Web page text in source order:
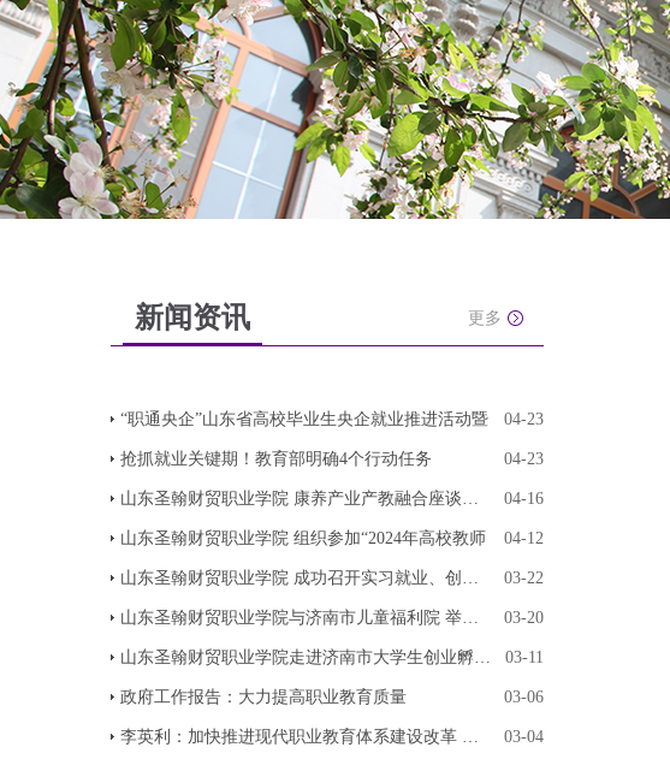
新闻资讯 更多
“职通央企”山东省高校毕业生央企就业推进活动暨 04-23
抢抓就业关键期！教育部明确4个行动任务 04-23
山东圣翰财贸职业学院 康养产业产教融合座谈会成 04-16
山东圣翰财贸职业学院 组织参加“2024年高校教师 04-12
山东圣翰财贸职业学院 成功召开实习就业、创新创 03-22
山东圣翰财贸职业学院与济南市儿童福利院 举行实 03-20
山东圣翰财贸职业学院走进济南市大学生创业孵化中 03-11
政府工作报告：大力提高职业教育质量 03-06
李英利：加快推进现代职业教育体系建设改革 构建 03-04